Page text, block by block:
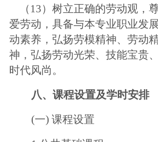
（ 13）树立正确的劳动观，
爱劳动，具备与本专业职业发
动素养，弘扬劳模精神、劳动
神，弘扬劳动光荣、技能宝贵
时代风尚。
八、课程设置及学时安排
(一) 课程设置